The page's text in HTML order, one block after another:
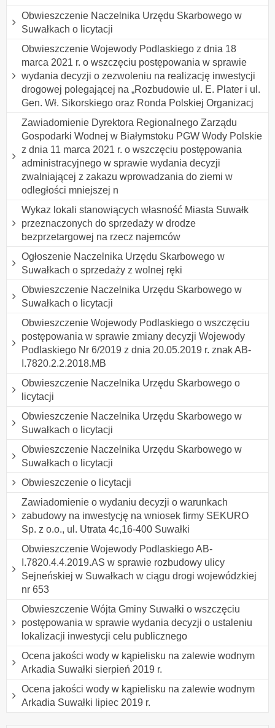
Obwieszczenie Naczelnika Urzędu Skarbowego w
Suwałkach o licytacji
Obwieszczenie Wojewody Podlaskiego z dnia 18
marca 2021 r. o wszczęciu postępowania w sprawie
wydania decyzji o zezwoleniu na realizację inwestycji
drogowej polegającej na „Rozbudowie ul. E. Plater i ul.
Gen. Wł. Sikorskiego oraz Ronda Polskiej Organizacj
Zawiadomienie Dyrektora Regionalnego Zarządu
Gospodarki Wodnej w Białymstoku PGW Wody Polskie
z dnia 11 marca 2021 r. o wszczęciu postępowania
administracyjnego w sprawie wydania decyzji
zwalniającej z zakazu wprowadzania do ziemi w
odległości mniejszej n
Wykaz lokali stanowiących własność Miasta Suwałk
przeznaczonych do sprzedaży w drodze
bezprzetargowej na rzecz najemców
Ogłoszenie Naczelnika Urzędu Skarbowego w
Suwałkach o sprzedaży z wolnej ręki
Obwieszczenie Naczelnika Urzędu Skarbowego w
Suwałkach o licytacji
Obwieszczenie Wojewody Podlaskiego o wszczęciu
postępowania w sprawie zmiany decyzji Wojewody
Podlaskiego Nr 6/2019 z dnia 20.05.2019 r. znak AB-
I.7820.2.2.2018.MB
Obwieszczenie Naczelnika Urzędu Skarbowego o
licytacji
Obwieszczenie Naczelnika Urzędu Skarbowego w
Suwałkach o licytacji
Obwieszczenie Naczelnika Urzędu Skarbowego w
Suwałkach o licytacji
Obwieszczenie o licytacji
Zawiadomienie o wydaniu decyzji o warunkach
zabudowy na inwestycję na wniosek firmy SEKURO
Sp. z o.o., ul. Utrata 4c,16-400 Suwałki
Obwieszczenie Wojewody Podlaskiego AB-
I.7820.4.4.2019.AS w sprawie rozbudowy ulicy
Sejneńskiej w Suwałkach w ciągu drogi wojewódzkiej
nr 653
Obwieszczenie Wójta Gminy Suwałki o wszczęciu
postępowania w sprawie wydania decyzji o ustaleniu
lokalizacji inwestycji celu publicznego
Ocena jakości wody w kąpielisku na zalewie wodnym
Arkadia Suwałki sierpień 2019 r.
Ocena jakości wody w kąpielisku na zalewie wodnym
Arkadia Suwałki lipiec 2019 r.